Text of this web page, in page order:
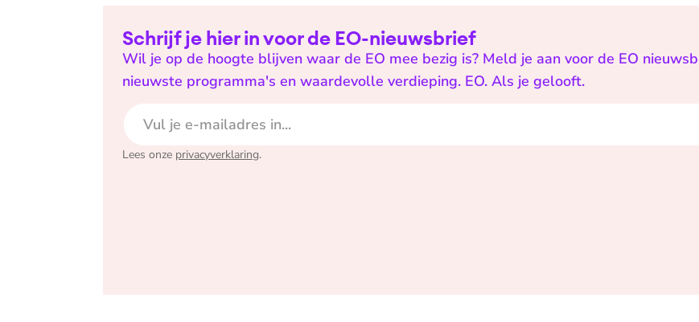
Schrijf je hier in voor de EO-nieuwsbrief
Wil je op de hoogte blijven waar de EO mee bezig is? Meld je aan voor de EO
nieuwste programma's en waardevolle verdieping. EO. Als je gelooft.
Lees onze privacyverklaring.